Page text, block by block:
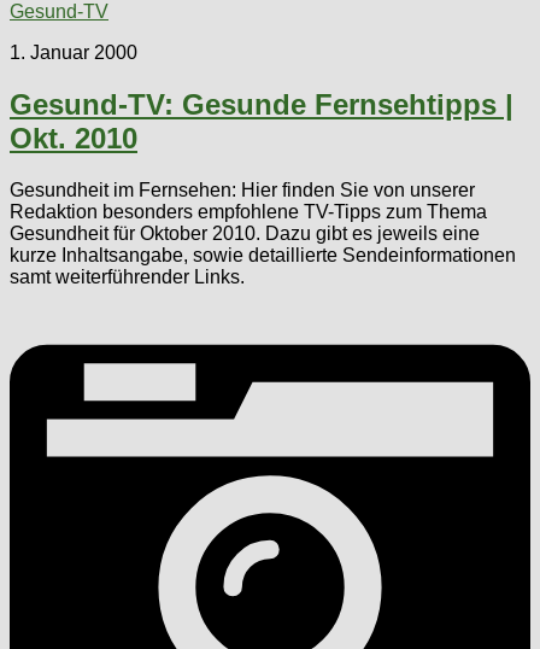
Gesund-TV
1. Januar 2000
Gesund-TV: Gesunde Fernsehtipps |
Okt. 2010
Gesundheit im Fernsehen: Hier finden Sie von unserer
Redaktion besonders empfohlene TV-Tipps zum Thema
Gesundheit für Oktober 2010. Dazu gibt es jeweils eine
kurze Inhaltsangabe, sowie detaillierte Sendeinformationen
samt weiterführender Links.